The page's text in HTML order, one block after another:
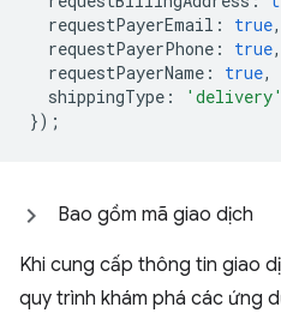
requestPayerEmail : true,
requestPayerPhone : true,
requestPayerName : true,
shippingType :
'delivery'
});
Bao gồm mã giao dịch
Khi cung cấp thông tin giao
quy trình khám phá các ứng